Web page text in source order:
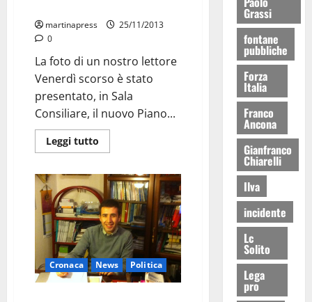
martinapress
25/11/2013
0
La foto di un nostro lettore
Venerdì scorso è stato
presentato, in Sala
Consiliare, il nuovo Piano...
Leggi tutto
Cronaca News Politica
Grassi
fontane
pubbliche
Forza
Italia
Franco
Ancona
Gianfranco
Chiarelli
Ilva
incidente
Lc
Solito
Lega
pro